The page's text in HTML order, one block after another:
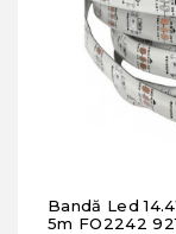
Bandă Led
5m FO2242